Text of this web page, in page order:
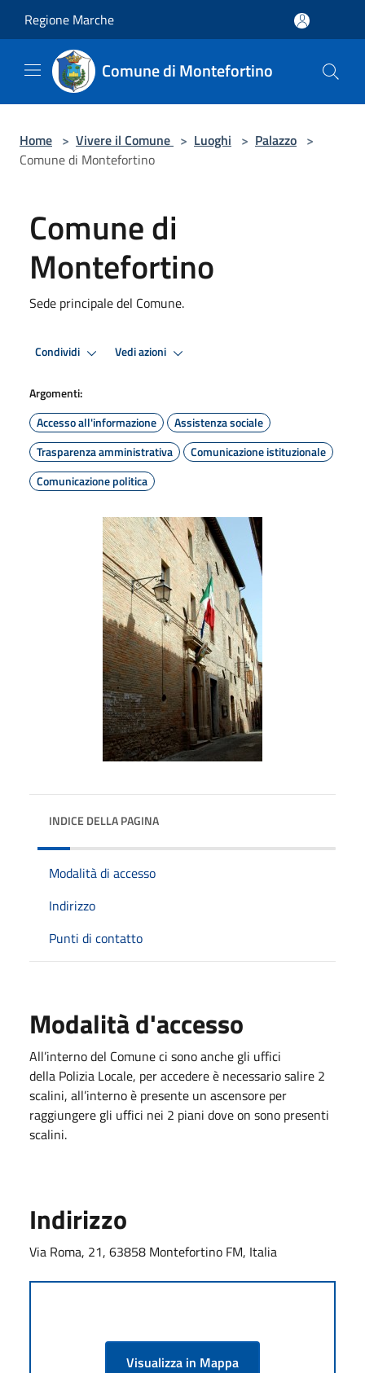
Regione Marche
Comune di Montefortino
Home > Vivere il Comune > Luoghi > Palazzo >
Comune di Montefortino
Comune di
Montefortino
Sede principale del Comune.
Condividi Vedi azioni
Argomenti:
Accesso all'informazione
Assistenza sociale
Trasparenza amministrativa
Comunicazione istituzionale
Comunicazione politica
INDICE DELLA PAGINA
Modalità di accesso
Indirizzo
Punti di contatto
Modalità d'accesso
All’interno del Comune ci sono anche gli uffici
della Polizia Locale, per accedere è necessario salire 2
scalini, all’interno è presente un ascensore per
raggiungere gli uffici nei 2 piani dove on sono presenti
scalini.
Indirizzo
Via Roma, 21, 63858 Montefortino FM, Italia
Visualizza in Mappa